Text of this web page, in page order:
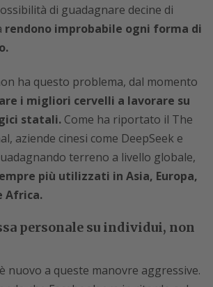
di guadagnare decine di
rendono improbabile ogni forma di
ha questo problema, dal momento
i migliori cervelli a lavorare su
statali. Come ha riportato il The
aziende cinesi come DeepSeek e
terreno a livello globale,
più utilizzati in Asia, Europa,
Africa.
personale su individui, non
nuovo a queste manovre aggressive.